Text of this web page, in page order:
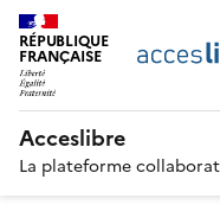
RÉPUBLIQUE
FRANÇAISE
Acceslibre
La plateforme